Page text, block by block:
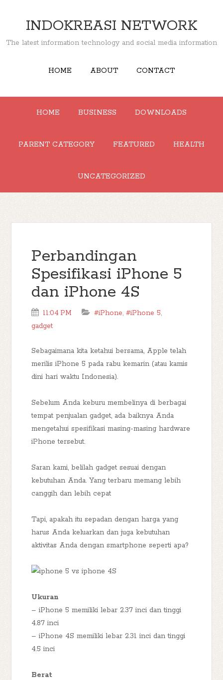
INDOKREASI NETWORK
The latest information technology and social media information
HOME ABOUT CONTACT
HOME BUSINESS DOWNLOADS
PARENT CATEGORY FEATURED HEALTH
UNCATEGORIZED
Perbandingan
Spesifikasi iPhone 5
dan iPhone 4S
11:04 PM #iPhone,#iPhone 5,
gadget
Sebagaimana kita ketahui bersama, Apple telah
merilis iPhone 5 pada rabu kemarin (atau kamis
dini hari waktu Indonesia).
Sebelum Anda keburu membelinya di berbagai
tempat penjualan gadget, ada baiknya Anda
mengetahui spesifikasi masing-masing hardware
iPhone tersebut.
Saran kami, belilah gadget sesuai dengan
kebutuhan Anda. Yang terbaru memang lebih
canggih dan lebih cepat
Tapi, apakah itu sepadan dengan harga yang
harus Anda keluarkan dan juga kebutuhan
aktivitas Anda dengan smartphone seperti apa?
Ukuran
– iPhone 5 memiliki lebar 2.37 inci dan tinggi
4.87 inci
– iPhone 4S memiliki lebar 2.31 inci dan tinggi
4.5 inci
Berat